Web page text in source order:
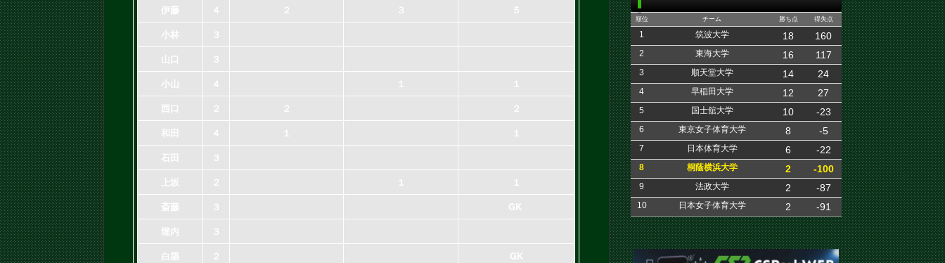
伊藤
４ ２ ３
５
小林
３
山口
３
小山
４ １
１
西口
２ ２
２
和田
４ １
１
石田
３
上坂
２ １
１
斎藤
３
GK
堀内
３
白築
２
GK
順位 チーム 勝ち点 得失点
1 筑波大学 18 160
2 東海大学 16 117
3 順天堂大学 14 24
4 早稲田大学 12 27
5 国士舘大学 10 -23
6 東京女子体育大学 8 -5
7 日本体育大学 6 -22
8 桐蔭横浜大学 2 -100
9 法政大学 2 -87
10 日本女子体育大学 2 -91